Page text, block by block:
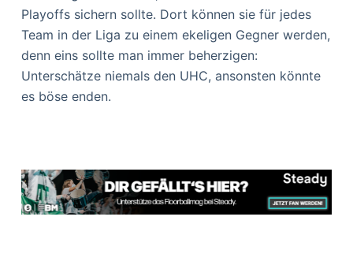
Playoffs sichern sollte. Dort können sie für jedes
Team in der Liga zu einem ekeligen Gegner werden,
denn eins sollte man immer beherzigen:
Unterschätze niemals den UHC, ansonsten könnte
es böse enden.